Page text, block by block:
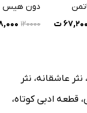
۶۷,۲۰۰ ت
دون هیس
۱۲۰۰۰۰
، نثر عاشقانه، نثر
، قطعه ادبی کوتاه،